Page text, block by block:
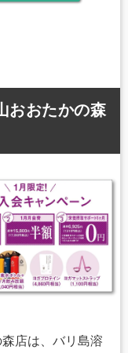
おおたかの森
店は、バリ島溶